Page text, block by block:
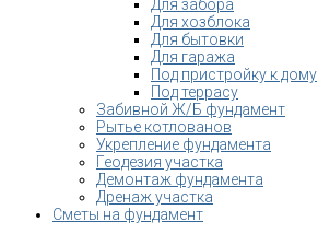
Для забора
Для хозблока
Для бытовки
Для гаража
Под пристройку к дому
Под террасу
Забивной Ж/Б фундамент
Рытье котлованов
Укрепление фундамента
Геодезия участка
Демонтаж фундамента
Дренаж участка
Сметы на фундамент